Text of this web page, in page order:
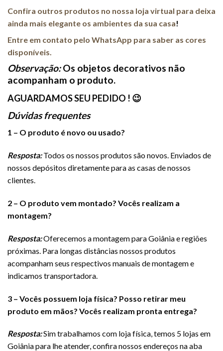
Confira outros produtos no nossa loja virtual para deixa
ainda mais elegante os ambientes da sua casa!
Entre em contato pelo WhatsApp para saber as cores
disponíveis.
Observação:Os objetos decorativos não
acompanham o produto.
AGUARDAMOS SEU PEDIDO ! 😉
Dúvidas frequentes
1 – O produto é novo ou usado?
Resposta:Todos os nossos produtos são novos. Enviados de
nossos depósitos diretamente para as casas de nossos
clientes.
2 – O produto vem montado? Vocês realizam a
montagem?
Resposta:Oferecemos a montagem para Goiânia e regiões
próximas. Para longas distâncias nossos produtos
acompanham seus respectivos manuais de montagem e
indicamos transportadora.
3 – Vocês possuem loja física? Posso retirar meu
produto em mãos? Vocês realizam pronta entrega?
Resposta:Sim trabalhamos com loja física, temos 5 lojas em
Goiânia para lhe atender, confira nossos endereços na aba